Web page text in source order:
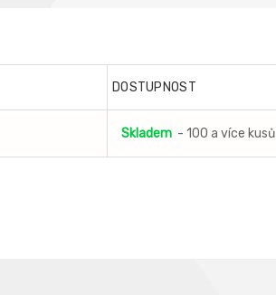
DOSTUPNOST
Skladem - 100 a více kusů